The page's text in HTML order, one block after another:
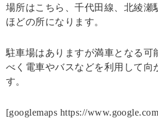
場所はこちら、千代田線、北綾瀬
ほどの所になります。
駐車場はありますが満車となる可
べく電車やバスなどを利用して向
す。
[googlemaps https://